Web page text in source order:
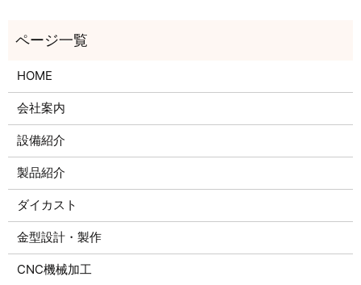
HOME
会社案内
設備紹介
製品紹介
ダイカスト
金型設計・製作
CNC機械加工